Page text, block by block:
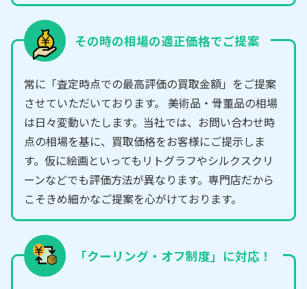
その時の相場の適正価格でご提案
常に「査定時点での最高評価の買取金額」をご提案
させていただいております。 美術品・骨董品の相場
は日々変動いたします。当社では、お問い合わせ時
点の相場を基に、買取価格をお客様にご提示しま
す。仮に絵画といってもリトグラフやシルクスクリ
ーンなどでも評価方法が異なります。専門店だから
こそきめ細かなご提案を心がけております。
「クーリング・オフ制度」に対応！